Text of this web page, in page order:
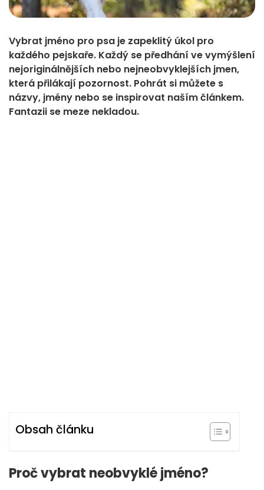
Vybrat jméno pro psa je zapeklitý úkol pro
každého pejskaře. Každý se předhání ve vymýšlení
nejoriginálnějších nebo nejneobvyklejších jmen,
která přilákají pozornost. Pohrát si můžete s
názvy, jmény nebo se inspirovat naším článkem.
Fantazii se meze nekladou.
Obsah článku
Proč vybrat neobvyklé jméno?